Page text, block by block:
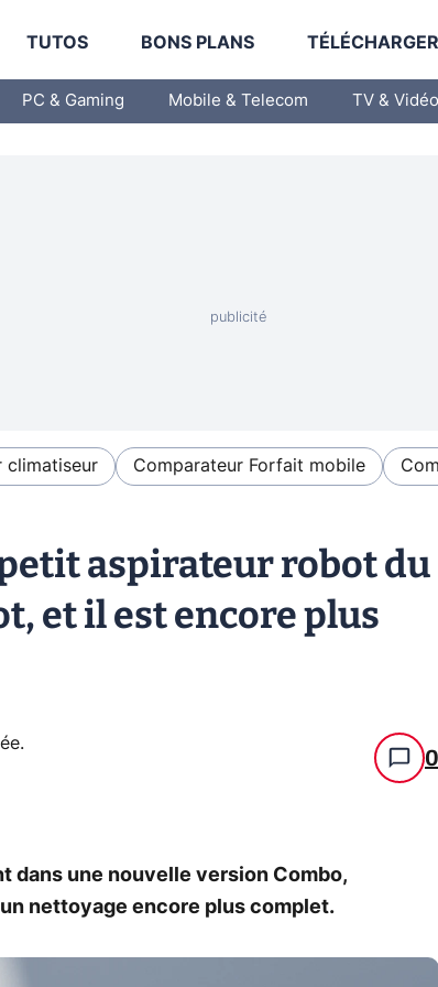
TUTOS BONS PLANS
PC & Gaming Mobile & Telecom TV & Vidéo
climatiseur Comparateur Forfait mobile
aspirateur robot du
et il est encore plus
.
0
dans une nouvelle version Combo,
nettoyage encore plus complet.